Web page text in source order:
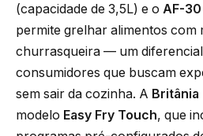
(capacidade de 3,5L) e o AF-
permite grelhar alimentos com
churrasqueira — um
consumidores que buscam
sem sair da cozinha. A Britânia
modelo Easy Fry Touch, que